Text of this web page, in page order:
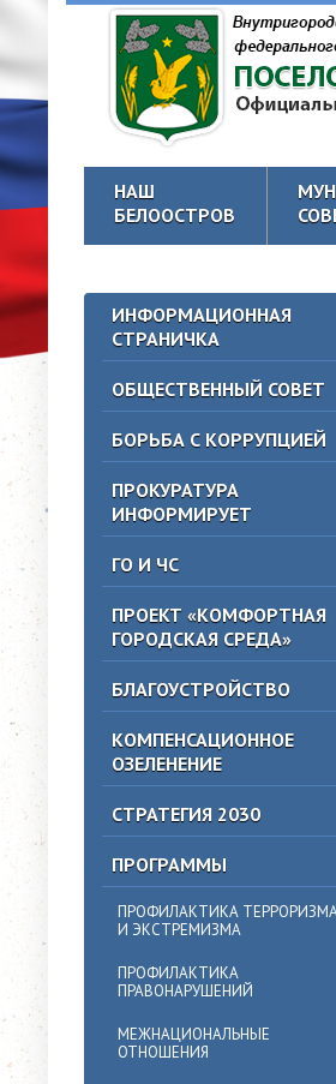
НАШ
БЕЛООСТРОВ
ИНФОРМАЦИОННАЯ
СТРАНИЧКА
ОБЩЕСТВЕННЫЙ СОВЕТ
БОРЬБА С КОРРУПЦИЕЙ
ПРОКУРАТУРА
ИНФОРМИРУЕТ
ГО И ЧС
ПРОЕКТ «КОМФОРТНАЯ
ГОРОДСКАЯ СРЕДА»
БЛАГОУСТРОЙСТВО
КОМПЕНСАЦИОННОЕ
ОЗЕЛЕНЕНИЕ
СТРАТЕГИЯ 2030
ПРОГРАММЫ
ПРОФИЛАКТИКА
И ЭКСТРЕМИЗМА
ПРОФИЛАКТИКА
ПРАВОНАРУШЕНИЙ
МЕЖНАЦИОНАЛЬНЫЕ
ОТНОШЕНИЯ